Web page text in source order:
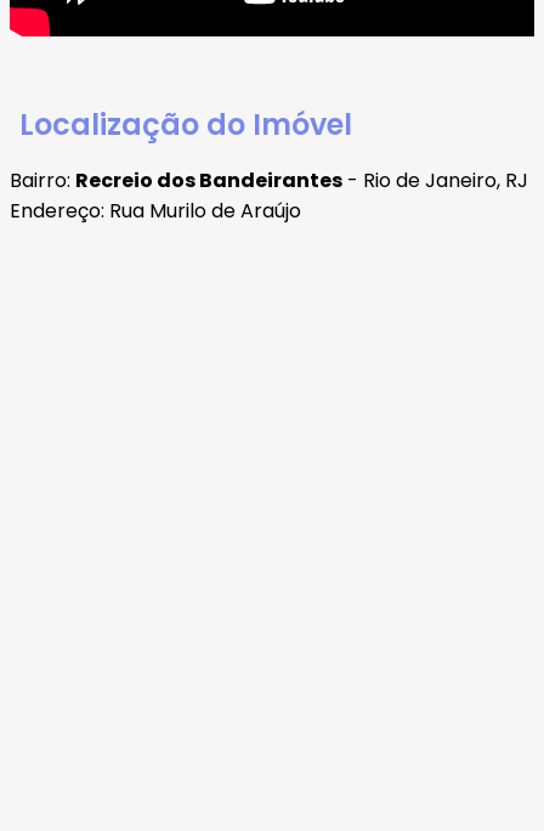
Localização do Imóvel
Bairro: Recreio dos Bandeirantes - Rio de Janeiro, RJ
Endereço: Rua Murilo de Araújo